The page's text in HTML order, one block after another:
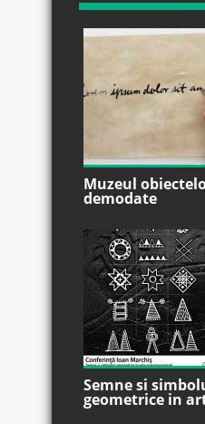
Muzeul
demodate
Semne si
geometrice in